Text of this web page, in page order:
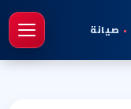
• صيانة